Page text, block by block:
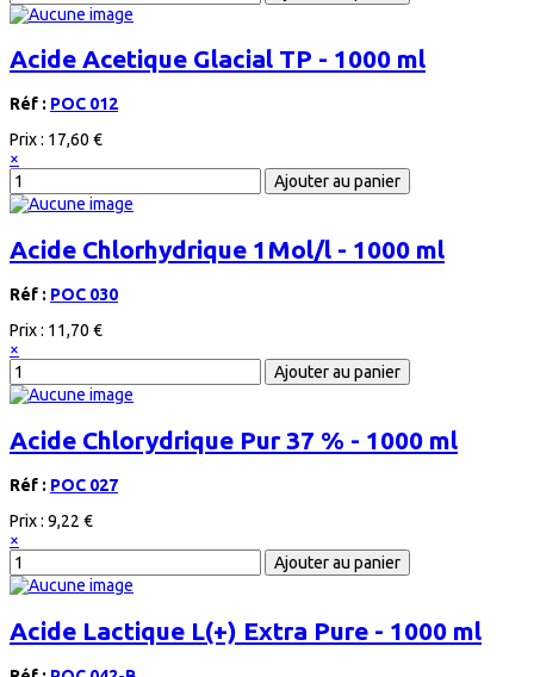
Acide Acetique Glacial TP - 1000 ml
Réf : POC 012
Prix : 17,60 €
×
Acide Chlorhydrique 1Mol/l - 1000 ml
Réf : POC 030
Prix : 11,70 €
×
Acide Chlorydrique Pur 37 % - 1000 ml
Réf : POC 027
Prix : 9,22 €
×
Acide Lactique L(+) Extra Pure - 1000 ml